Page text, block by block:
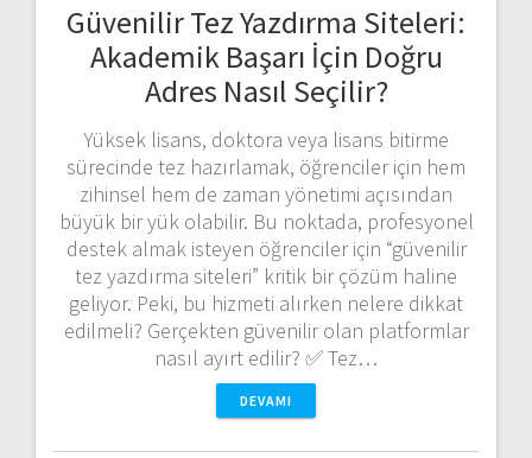
Güvenilir Tez Yazdırma Siteleri:
Akademik Başarı İçin Doğru
Adres Nasıl Seçilir?
Yüksek lisans, doktora veya lisans bitirme
sürecinde tez hazırlamak, öğrenciler için hem
zihinsel hem de zaman yönetimi açısından
büyük bir yük olabilir. Bu noktada, profesyonel
destek almak isteyen öğrenciler için “güvenilir
tez yazdırma siteleri” kritik bir çözüm haline
geliyor. Peki, bu hizmeti alırken nelere dikkat
edilmeli? Gerçekten güvenilir olan platformlar
nasıl ayırt edilir? ✅ Tez…
DEVAMI